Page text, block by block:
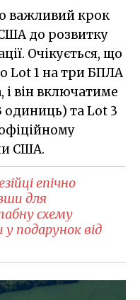
важливий крок
до розвитку
Очікується, що
Lot 1 на три БПЛА
і він включатиме
одиниць) та Lot 3
США.
епічно
для
схему
подарунок від